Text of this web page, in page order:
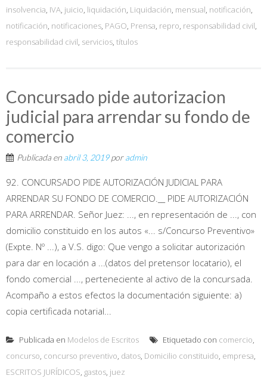
insolvencia, IVA, juicio, liquidación, Liquidación, mensual, notificación,
notificación, notificaciones, PAGO, Prensa, repro, responsabilidad civil,
responsabilidad civil, servicios, títulos
Concursado pide autorizacion
judicial para arrendar su fondo de
comercio
Publicada en abril 3, 2019poradmin
92. CONCURSADO PIDE AUTORIZACIÓN JUDICIAL PARA
ARRENDAR SU FONDO DE COMERCIO.__ PIDE AUTORIZACIÓN
PARA ARRENDAR. Señor Juez: ..., en representación de ..., con
domicilio constituido en los autos «... s/Concurso Preventivo»
(Expte. Nº ...), a V.S. digo: Que vengo a solicitar autorización
para dar en locación a ...(datos del pretensor locatario), el
fondo comercial ..., perteneciente al activo de la concursada.
Acompaño a estos efectos la documentación siguiente: a)
copia certificada notarial...
Publicada en Modelos de Escritos Etiquetado con comercio,
concurso, concurso preventivo, datos, Domicilio constituido, empresa,
ESCRITOS JURÍDICOS, gastos, juez